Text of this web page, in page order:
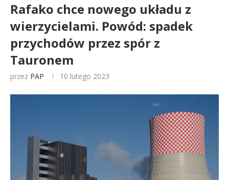
Rafako chce nowego układu z
wierzycielami. Powód: spadek
przychodów przez spór z
Tauronem
przez PAP 10 lutego 2023